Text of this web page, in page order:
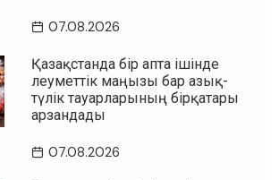
07.08.2026
Қазақстанда бір апта ішінде
әлеуметтік маңызы бар азық-
түлік тауарларының бірқатары
арзандады
07.08.2026